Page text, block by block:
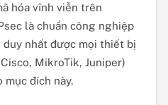
hóa vĩnh viễn trên
là chuẩn công nghiệp
duy nhất được mọi thiết bị
MikroTik, Juniper)
mục đích này.